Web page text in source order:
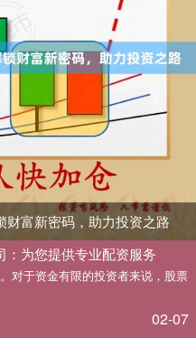
富新密码，助力投资之路
：为您提供专业配资服务
对于资金有限的投资者来说，股票
02-07